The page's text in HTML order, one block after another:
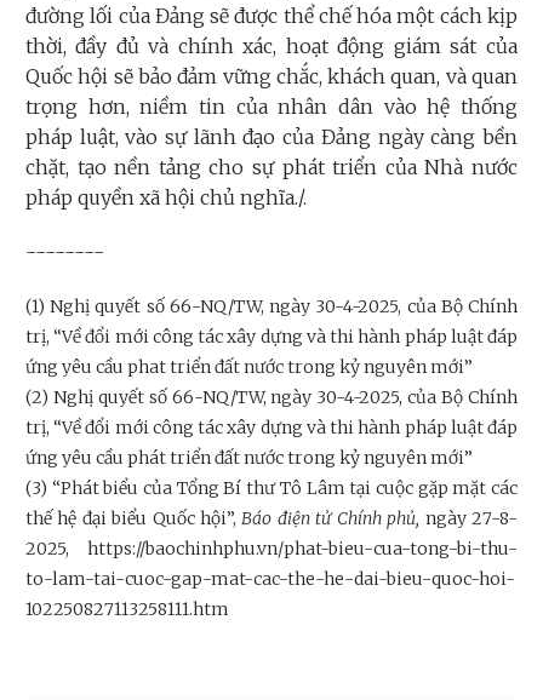
đường lối của Đảng sẽ được thể chế hóa một cách kịp
thời, đầy đủ và chính xác, hoạt động giám sát của
Quốc hội sẽ bảo đảm vững chắc, khách quan, và quan
trọng hơn, niềm tin của nhân dân vào hệ thống
pháp luật, vào sự lãnh đạo của Đảng ngày càng bền
chặt, tạo nền tảng cho sự phát triển của Nhà nước
pháp quyền xã hội chủ nghĩa./.
--------
(1) Nghị quyết số 66-NQ/TW, ngày 30-4-2025, của Bộ Chính
trị, “Về đổi mới công tác xây dựng và thi hành pháp luật đáp
ứng yêu cầu phat triển đất nước trong kỷ nguyên mới”
(2) Nghị quyết số 66-NQ/TW, ngày 30-4-2025, của Bộ Chính
trị, “Về đổi mới công tác xây dựng và thi hành pháp luật đáp
ứng yêu cầu phát triển đất nước trong kỷ nguyên mới”
(3) “Phát biểu của Tổng Bí thư Tô Lâm tại cuộc gặp mặt các
thế hệ đại biểu Quốc hội”,Báo điện tử Chính phủ, ngày 27-8-
2025, https://baochinhphu.vn/phat-bieu-cua-tong-bi-thu-
to-lam-tai-cuoc-gap-mat-cac-the-he-dai-bieu-quoc-hoi-
102250827113258111.htm